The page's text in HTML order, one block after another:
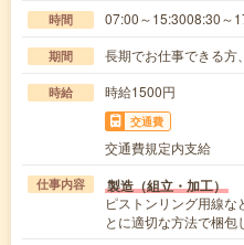
時間 07:00～15:3008:30～
期間 長期でお仕事できる方
時給 時給1500円
交通費
交通費規定内支給
仕事内容 製造（組立・加工）
ピストンリング用線
とに適切な方法で梱